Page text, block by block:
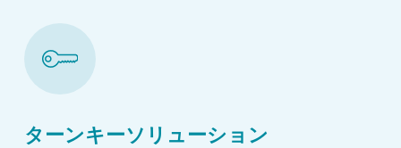
ターンキーソリューション